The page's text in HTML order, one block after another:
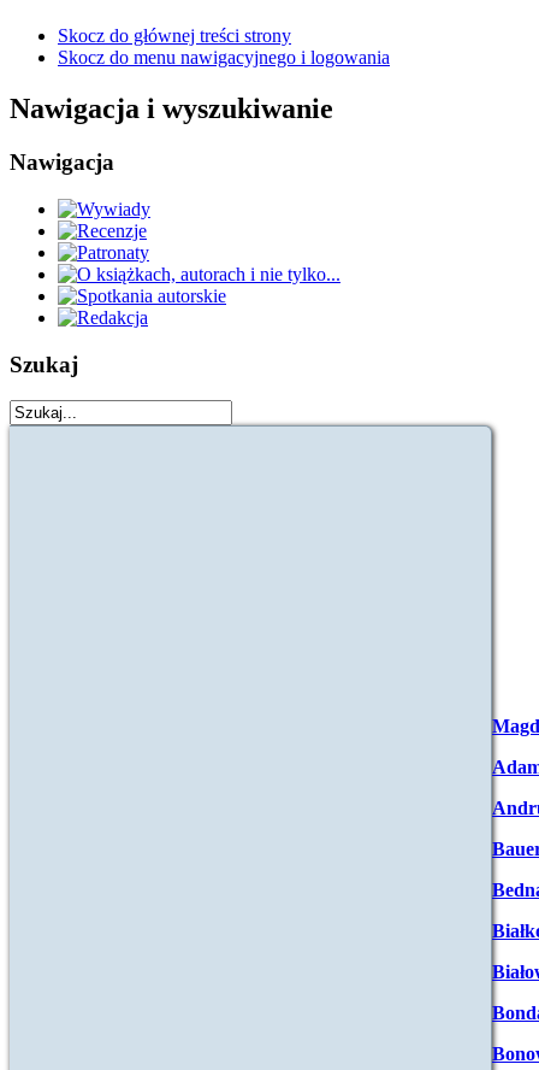
Skocz do głównej treści strony
Skocz do menu nawigacyjnego i logowania
Nawigacja i wyszukiwanie
Nawigacja
Szukaj